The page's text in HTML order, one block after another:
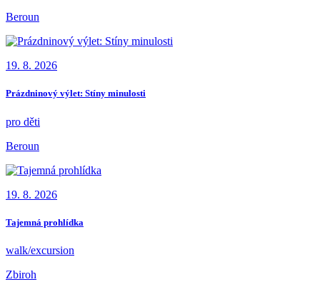
Beroun
19. 8. 2026
Prázdninový výlet: Stíny minulosti
pro děti
Beroun
19. 8. 2026
Tajemná prohlídka
walk/excursion
Zbiroh